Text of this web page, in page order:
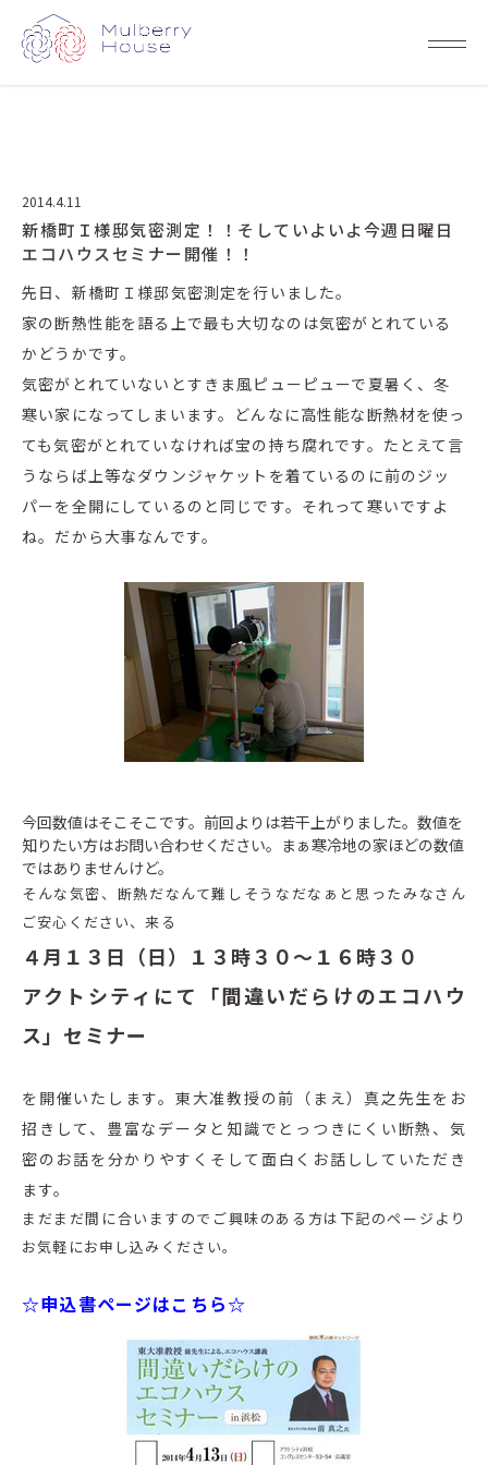
2014.4.11
新橋町Ｉ様邸気密測定！！そしていよいよ今週日曜日
エコハウスセミナー開催！！
先日、新橋町Ｉ様邸気密測定を行いました。
家の断熱性能を語る上で最も大切なのは気密がとれている
かどうかです。
気密がとれていないとすきま風ピューピューで夏暑く、冬
寒い家になってしまいます。どんなに高性能な断熱材を使っ
ても気密がとれていなければ宝の持ち腐れです。たとえて言
うならば上等なダウンジャケットを着ているのに前のジッ
パーを全開にしているのと同じです。それって寒いですよ
ね。だから大事なんです。
今回数値はそこそこです。前回よりは若干上がりました。数値を
知りたい方はお問い合わせください。まぁ寒冷地の家ほどの数値
ではありませんけど。
そんな気密、断熱だなんて難しそうなだなぁと思ったみなさん
ご安心ください、来る
４月１３日（日）１３時３０～１６時３０
アクトシティにて「間違いだらけのエコハウ
ス」セミナー
を開催いたします。東大准教授の前（まえ）真之先生をお
招きして、豊富なデータと知識でとっつきにくい断熱、気
密のお話を分かりやすくそして面白くお話ししていただき
ます。
まだまだ間に合いますのでご興味のある方は下記のページより
お気軽にお申し込みください。
☆申込書ページはこちら☆